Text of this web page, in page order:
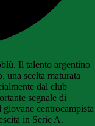
Il talento argentino
, una scelta maturata
dal club
segnale di
centrocampista
in Serie A.